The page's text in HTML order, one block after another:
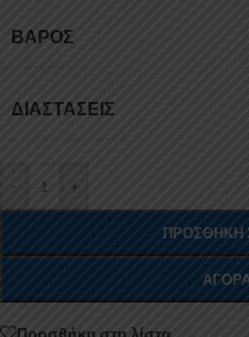
ΒΆΡΟΣ
ΔΙΑΣΤΆΣΕΙΣ
- +
ΠΡΟΣΘΉΚΗ
Προσθήκη στη λίστα